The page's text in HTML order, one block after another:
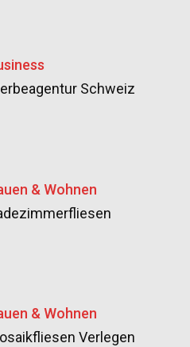
Schweiz
& Wohnen
& Wohnen
Verlegen